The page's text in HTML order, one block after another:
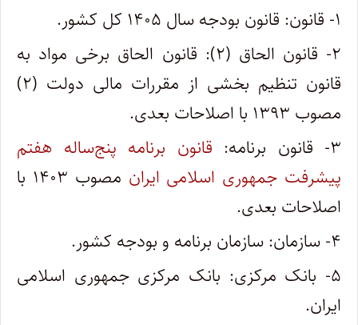
۱- قانون: قانون بودجه سال ۱۴۰۵ کل کشور.
۲- قانون الحاق (۲): قانون الحاق برخی مواد به
قانون تنظیم بخشی از مقررات مالی دولت (۲)
مصوب ۱۳۹۳ با اصلاحات بعدی.
۳- قانون برنامه:
قانون برنامه پنج‌ساله هفتم
پیشرفت جمهوری اسلامی ایران
مصوب ۱۴۰۳ با
اصلاحات بعدی.
۴- سازمان: سازمان برنامه و بودجه کشور.
۵- بانک مرکزی: بانک مرکزی جمهوری اسلامی
ایران.